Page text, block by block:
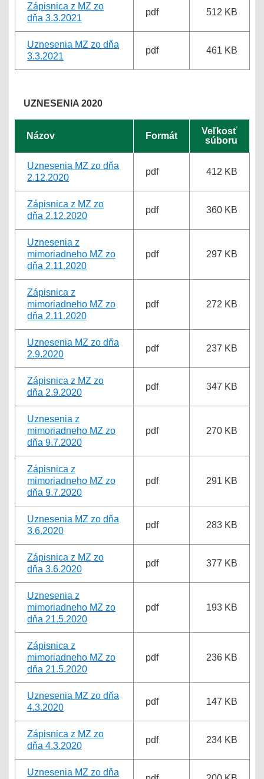
Zápisnica z MZ zo
dňa 3.3.2021
pdf 512 KB
Uznesenia MZ zo dňa
3.3.2021
pdf 461 KB
UZNESENIA 2020
Názov Formát
Veľkosť
súboru
Uznesenia MZ zo dňa
2.12.2020
pdf 412 KB
Zápisnica z MZ zo
dňa 2.12.2020
pdf 360 KB
Uznesenia z
mimoriadneho MZ zo
dňa 2.11.2020
pdf 297 KB
Zápisnica z
mimoriadneho MZ zo
dňa 2.11.2020
pdf 272 KB
Uznesenia MZ zo dňa
2.9.2020
pdf 237 KB
Zápisnica z MZ zo
dňa 2.9.2020
pdf 347 KB
Uznesenia z
mimoriadneho MZ zo
dňa 9.7.2020
pdf 270 KB
Zápisnica z
mimoriadneho MZ zo
dňa 9.7.2020
pdf 291 KB
Uznesenia MZ zo dňa
3.6.2020
pdf 283 KB
Zápisnica z MZ zo
dňa 3.6.2020
pdf 377 KB
Uznesenia z
mimoriadneho MZ zo
dňa 21.5.2020
pdf 193 KB
Zápisnica z
mimoriadneho MZ zo
dňa 21.5.2020
pdf 236 KB
Uznesenia MZ zo dňa
4.3.2020
pdf 147 KB
Zápisnica z MZ zo
dňa 4.3.2020
pdf 234 KB
Uznesenia MZ zo dňa